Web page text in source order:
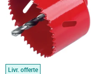
Livr. offerte